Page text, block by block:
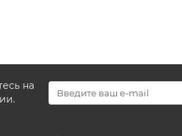
на